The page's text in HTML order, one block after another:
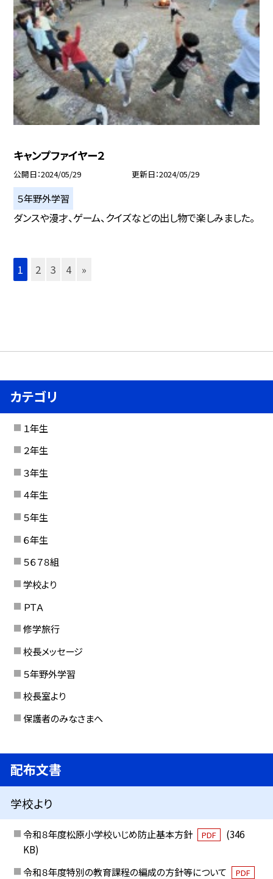
キャンプファイヤー２
公開日 2024/05/29 更新日 2024/05/29
５年野外学習
ダンスや漫才、ゲーム、クイズなどの出し物で楽しみました。
1 2 3 4 »
カテゴリ
１年生
２年生
３年生
４年生
５年生
６年生
５６７８組
学校より
ＰＴＡ
修学旅行
校長メッセージ
５年野外学習
校長室より
保護者のみなさまへ
配布文書
学校より
令和８年度松原小学校いじめ防止基本方針 PDF
(346
KB)
令和８年度特別の教育課程の編成の方針等について
PDF